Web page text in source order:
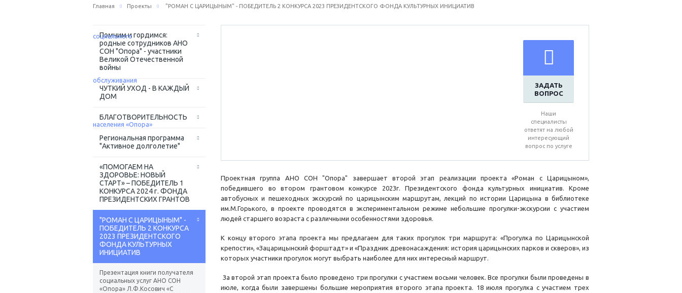
Главная Проекты "РОМАН С ЦАРИЦЫНЫМ" - ПОБЕДИТЕЛЬ 2 КОНКУРСА 2023 ПРЕЗИДЕНТСКОГО ФОНДА КУЛЬТУРНЫХ ИНИЦИАТИВ
Помним и гордимся:
родные сотрудников АНО
СОН "Опора" - участники
Великой Отечественной
войны
ЧУТКИЙ УХОД - В КАЖДЫЙ
ДОМ
БЛАГОТВОРИТЕЛЬНОСТЬ
Региональная программа
"Активное долголетие"
«ПОМОГАЕМ НА
ЗДОРОВЬЕ: НОВЫЙ
СТАРТ» – ПОБЕДИТЕЛЬ 1
КОНКУРСА 2024 г. ФОНДА
ПРЕЗИДЕНТСКИХ ГРАНТОВ
"РОМАН С ЦАРИЦЫНЫМ" -
ПОБЕДИТЕЛЬ 2 КОНКУРСА
2023 ПРЕЗИДЕНТСКОГО
ФОНДА КУЛЬТУРНЫХ
ИНИЦИАТИВ
Презентация книги получателя
социальных услуг АНО СОН
«Опора» Л.Ф.Косович «С
ЗАДАТЬ
ВОПРОС
Наши
специалисты
ответят на любой
интересующий
вопрос по услуге
Проектная группа АНО СОН "Опора" завершает второй этап реализации проекта «Роман с Царицыном»,
победившего во втором грантовом конкурсе 2023г. Президентского фонда культурных инициатив. Кроме
автобусных и пешеходных экскурсий по царицынским маршрутам, лекций по истории Царицына в библиотеке
им.М.Горького, в проекте проводятся в экспериментальном режиме небольшие прогулки-экскурсии с участием
людей старшего возраста с различными особенностями здоровья.
К концу второго этапа проекта мы предлагаем для таких прогулок три маршрута: «Прогулка по Царицынской
крепости», «Зацарицынский форштадт» и «Праздник древонасаждения: история царицынских парков и скверов», из
которых участники прогулок могут выбрать наиболее для них интересный маршрут.
За второй этап проекта было проведено три прогулки с участием восьми человек. Все прогулки были проведены в
июле, когда были завершены большие мероприятия второго этапа проекта. 18 июля прогулка с участием трех